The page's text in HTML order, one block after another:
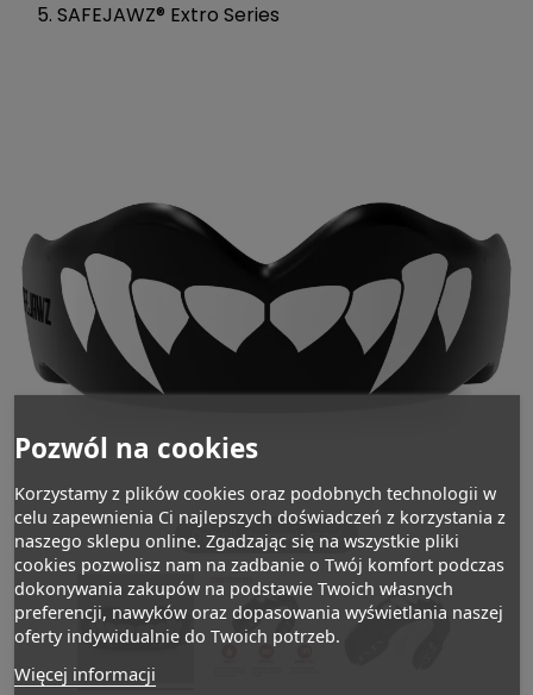
SAFEJAWZ® Extro Series
Dotknij aby powiększyć
Pozwól na cookies
Korzystamy z plików cookies oraz podobnych technologii w
celu zapewnienia Ci najlepszych doświadczeń z korzystania z
naszego sklepu online. Zgadzając się na wszystkie pliki
cookies pozwolisz nam na zadbanie o Twój komfort podczas
dokonywania zakupów na podstawie Twoich własnych
preferencji, nawyków oraz dopasowania wyświetlania naszej
oferty indywidualnie do Twoich potrzeb.
Więcej informacji